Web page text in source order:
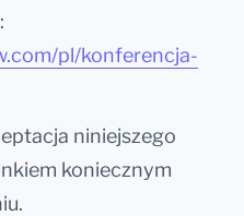
pl/konferencja-
niniejszego
koniecznym